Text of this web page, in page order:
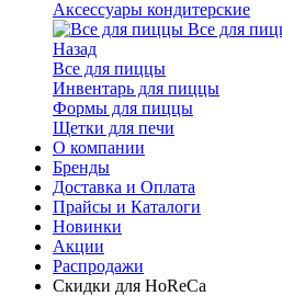
Аксессуары кондитерские
Все для
Назад
Все для пиццы
Инвентарь для пиццы
Формы для пиццы
Щетки для печи
О компании
Бренды
Доставка и Оплата
Прайсы и Каталоги
Новинки
Акции
Распродажи
Скидки для HoReCa